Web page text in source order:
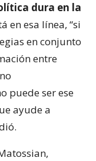
dura en la
en esa línea, “si
en conjunto
entre
puede ser ese
ayude a